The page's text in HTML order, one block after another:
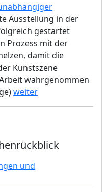
Ausstellung in der
gestartet
Prozess mit der
damit die
Kunstszene
wahrgenommen
weiter
und